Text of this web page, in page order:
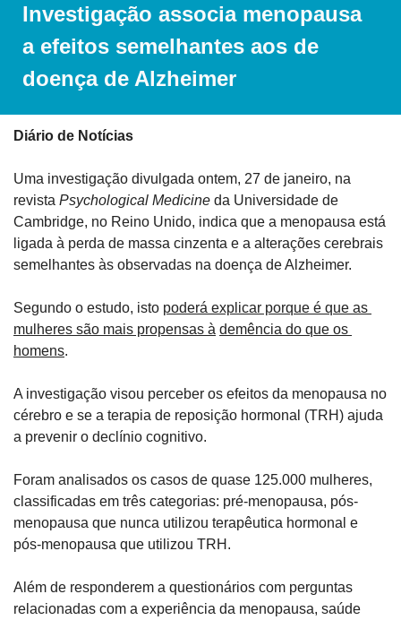
Investigação associa menopausa
a efeitos semelhantes aos de
doença de Alzheimer
Diário de Notícias
Uma investigação divulgada ontem, 27 de janeiro, na
revista Psychological Medicine da Universidade de
Cambridge, no Reino Unido, indica que a menopausa está
ligada à perda de massa cinzenta e a alterações cerebrais
semelhantes às observadas na doença de Alzheimer.
Segundo o estudo, isto poderá explicar porque é que as
mulheres são mais propensas à demência do que os
homens.
A investigação visou perceber os efeitos da menopausa no
cérebro e se a terapia de reposição hormonal (TRH) ajuda
a prevenir o declínio cognitivo.
Foram analisados os casos de quase 125.000 mulheres,
classificadas em três categorias: pré-menopausa, pós-
menopausa que nunca utilizou terapêutica hormonal e
pós-menopausa que utilizou TRH.
Além de responderem a questionários com perguntas
relacionadas com a experiência da menopausa, saúde